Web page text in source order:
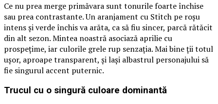
Ce nu prea merge primăvara sunt tonurile foarte închise
sau prea contrastante. Un aranjament cu Stitch pe roșu
intens și verde închis va arăta, ca să fiu sincer, parcă rătăcit
din alt sezon. Mintea noastră asociază aprilie cu
prospețime, iar culorile grele rup senzația. Mai bine ții totul
ușor, aproape transparent, și lași albastrul personajului să
fie singurul accent puternic.
Trucul cu o singură culoare dominantă